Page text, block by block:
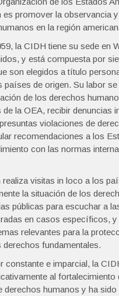
es promover la observancia
en la región
la CIDH tiene su sede en
y está compuesta por
son elegidos a título
países de origen. Su labor se
de los derechos
la OEA, recibir denuncias
violaciones de
recomendaciones a los
con las normas
realiza visitas in loco a los
la situación de los
públicas para escuchar a
en casos específicos, y
relevantes para la
fundamentales.
constante e imparcial, la
al fortalecimiento
derechos humanos y ha sido